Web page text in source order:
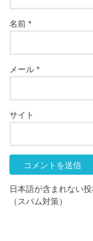
名前*
メール*
サイト
日本語が含まれない
（スパム対策）